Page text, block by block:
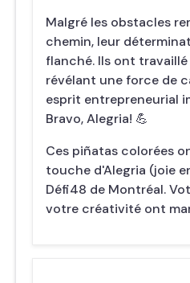
Malgré les obstacles
chemin, leur
flanché. Ils ont travaillé
révélant une force de
esprit entrepreneurial
Bravo, Alegria! 💪
Ces piñatas colorées
touche d'Alegria (joie
Défi48 de Montréal.
votre créativité ont